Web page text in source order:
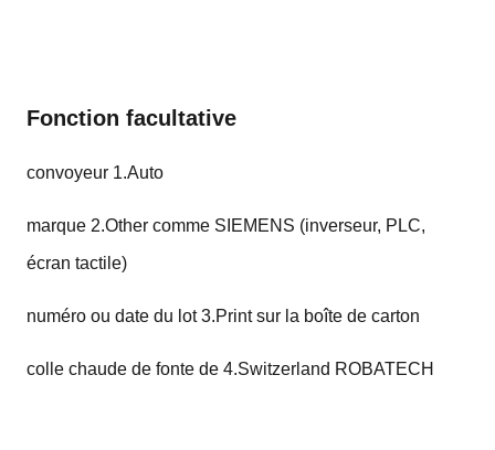
Fonction facultative
convoyeur 1.Auto
marque 2.Other comme SIEMENS (inverseur, PLC,
écran tactile)
numéro ou date du lot 3.Print sur la boîte de carton
colle chaude de fonte de 4.Switzerland ROBATECH